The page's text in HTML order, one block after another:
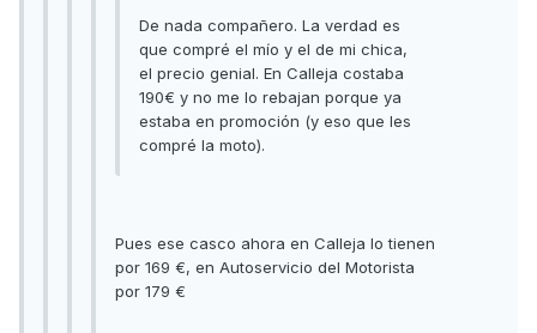
De nada compañero. La verdad es
que compré el mío y el de mi chica,
el precio genial. En Calleja costaba
190€ y no me lo rebajan porque ya
estaba en promoción (y eso que les
compré la moto).
Pues ese casco ahora en Calleja lo tienen
por 169 €, en Autoservicio del Motorista
por 179 €